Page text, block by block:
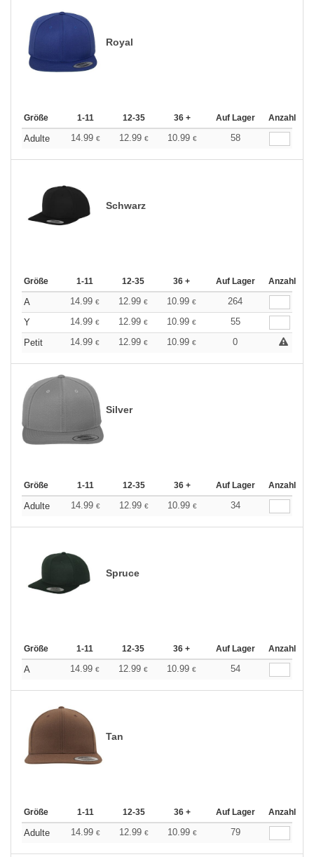
Royal
Größe 1-11 12-35 36 + Auf Lager Anzahl
Adulte 14.99 € 12.99 € 10.99 € 58
Schwarz
Größe 1-11 12-35 36 + Auf Lager Anzahl
A 14.99 € 12.99 € 10.99 €
264
Y
14.99 € 12.99 € 10.99 €
55
Petit
14.99 € 12.99 € 10.99 € 0
Silver
Größe 1-11 12-35 36 + Auf Lager Anzahl
Adulte 14.99 € 12.99 € 10.99 € 34
Spruce
Größe 1-11 12-35 36 + Auf Lager Anzahl
A 14.99 € 12.99 € 10.99 € 54
Tan
Größe 1-11 12-35 36 + Auf Lager Anzahl
Adulte 14.99 € 12.99 € 10.99 € 79